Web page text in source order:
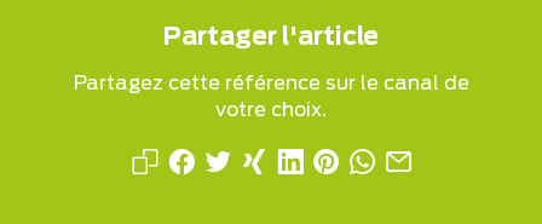
Partager l'article
Partagez cette référence sur le canal de
votre choix.